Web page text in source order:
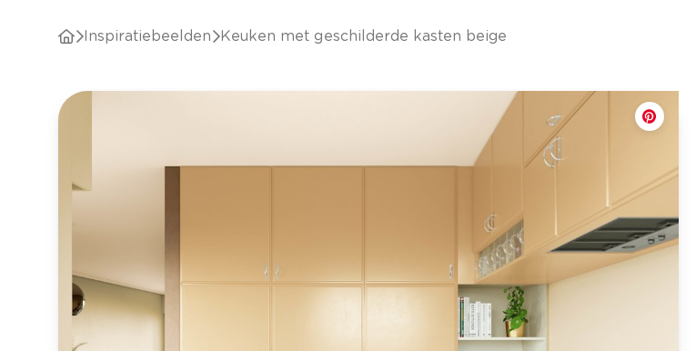
Inspiratiebeelden Keuken met geschilderde kasten beige